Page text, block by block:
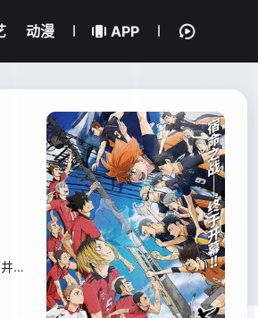
动漫 APP
克 横田成吾 星野贵纪 池田恭祐 长南翔